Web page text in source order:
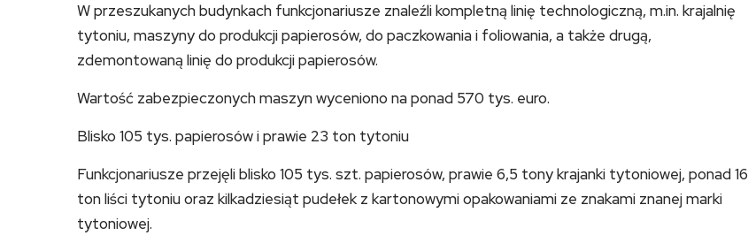
W przeszukanych budynkach funkcjonariusze znaleźli kompletną linię technologiczną, m.in. krajalnię
tytoniu, maszyny do produkcji papierosów, do paczkowania i foliowania, a także drugą,
zdemontowaną linię do produkcji papierosów.
Wartość zabezpieczonych maszyn wyceniono na ponad 570 tys. euro.
Blisko 105 tys. papierosów i prawie 23 ton tytoniu
Funkcjonariusze przejęli blisko 105 tys. szt. papierosów, prawie 6,5 tony krajanki tytoniowej, ponad 16
ton liści tytoniu oraz kilkadziesiąt pudełek z kartonowymi opakowaniami ze znakami znanej marki
tytoniowej.